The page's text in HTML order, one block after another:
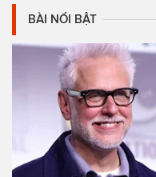
BÀI NỔI BẬT